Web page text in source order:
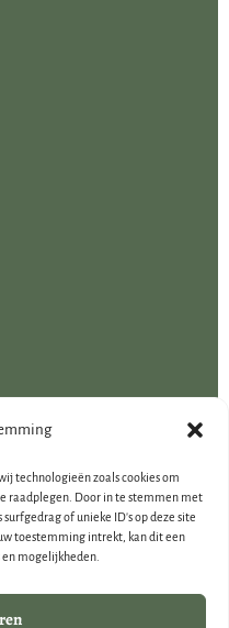
technologieën zoals cookies om
raadplegen. Door in te stemmen met
of unieke ID's op deze site
toestemming intrekt, kan dit een
mogelijkheden.